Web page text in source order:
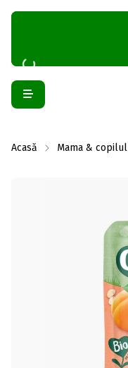
Acasă Mama & copilul